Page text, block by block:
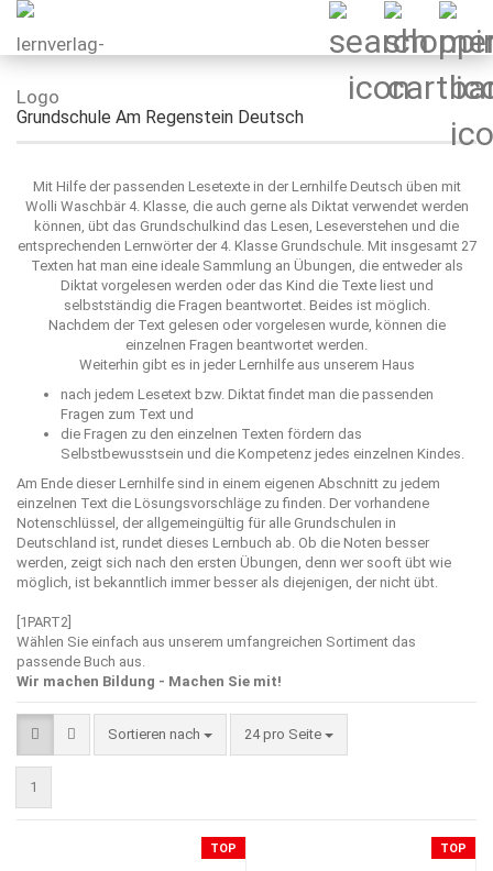
Grundschule Am Regenstein Deutsch
Mit Hilfe der passenden Lesetexte in der Lernhilfe Deutsch üben mit
Wolli Waschbär 4. Klasse, die auch gerne als Diktat verwendet werden
können, übt das Grundschulkind das Lesen, Leseverstehen und die
entsprechenden Lernwörter der 4. Klasse Grundschule. Mit insgesamt 27
Texten hat man eine ideale Sammlung an Übungen, die entweder als
Diktat vorgelesen werden oder das Kind die Texte liest und
selbstständig die Fragen beantwortet. Beides ist möglich.
Nachdem der Text gelesen oder vorgelesen wurde, können die
einzelnen Fragen beantwortet werden.
Weiterhin gibt es in jeder Lernhilfe aus unserem Haus
nach jedem Lesetext bzw. Diktat findet man die passenden
Fragen zum Text und
die Fragen zu den einzelnen Texten fördern das
Selbstbewusstsein und die Kompetenz jedes einzelnen Kindes.
Am Ende dieser Lernhilfe sind in einem eigenen Abschnitt zu jedem
einzelnen Text die Lösungsvorschläge zu finden. Der vorhandene
Notenschlüssel, der allgemeingültig für alle Grundschulen in
Deutschland ist, rundet dieses Lernbuch ab. Ob die Noten besser
werden, zeigt sich nach den ersten Übungen, denn wer sooft übt wie
möglich, ist bekanntlich immer besser als diejenigen, der nicht übt.
[1PART2]
Wählen Sie einfach aus unserem umfangreichen Sortiment das
passende Buch aus.
Wir machen Bildung - Machen Sie mit!
Sortieren nach
Sortieren nach 24 pro Seite
pro Seite
1
TOP TOP